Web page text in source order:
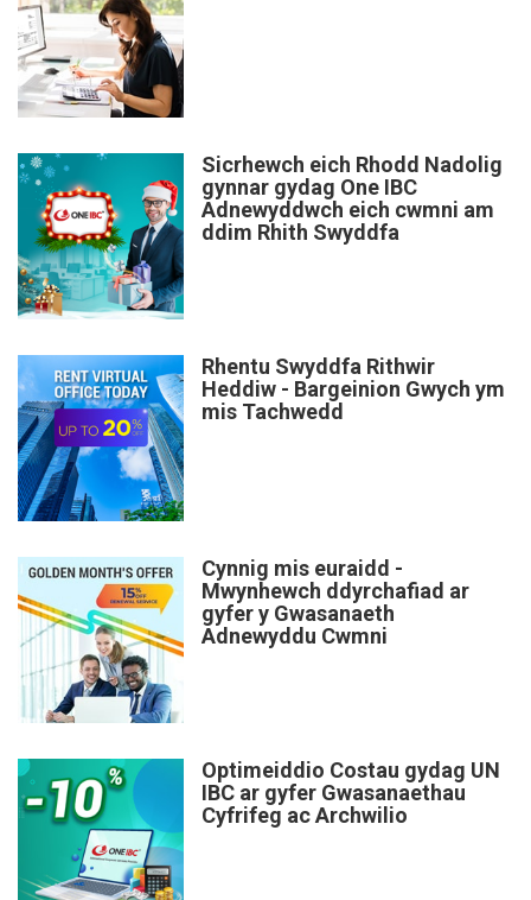
Sicrhewch eich Rhodd Nadolig
gynnar gydag One IBC
Adnewyddwch eich cwmni am
ddim Rhith Swyddfa
Rhentu Swyddfa Rithwir
Heddiw - Bargeinion Gwych ym
mis Tachwedd
Cynnig mis euraidd -
Mwynhewch ddyrchafiad ar
gyfer y Gwasanaeth
Adnewyddu Cwmni
Optimeiddio Costau gydag UN
IBC ar gyfer Gwasanaethau
Cyfrifeg ac Archwilio